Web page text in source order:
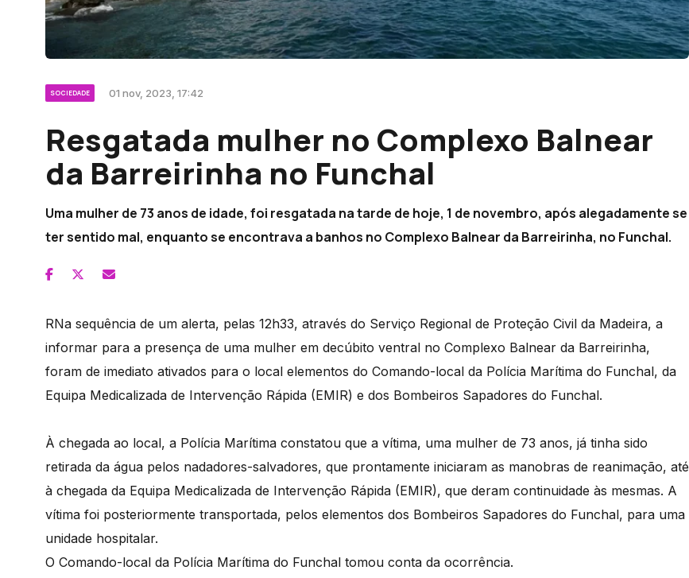
SOCIEDADE 01 nov, 2023, 17:42
Resgatada mulher no Complexo Balnear
da Barreirinha no Funchal
Uma mulher de 73 anos de idade, foi resgatada na tarde de hoje, 1 de novembro, após alegadamente se
ter sentido mal, enquanto se encontrava a banhos no Complexo Balnear da Barreirinha, no Funchal.
RNa sequência de um alerta, pelas 12h33, através do Serviço Regional de Proteção Civil da Madeira, a
informar para a presença de uma mulher em decúbito ventral no Complexo Balnear da Barreirinha,
foram de imediato ativados para o local elementos do Comando-local da Polícia Marítima do Funchal, da
Equipa Medicalizada de Intervenção Rápida (EMIR) e dos Bombeiros Sapadores do Funchal.
À chegada ao local, a Polícia Marítima constatou que a vítima, uma mulher de 73 anos, já tinha sido
retirada da água pelos nadadores-salvadores, que prontamente iniciaram as manobras de reanimação, até
à chegada da Equipa Medicalizada de Intervenção Rápida (EMIR), que deram continuidade às mesmas. A
vítima foi posteriormente transportada, pelos elementos dos Bombeiros Sapadores do Funchal, para uma
unidade hospitalar.
O Comando-local da Polícia Marítima do Funchal tomou conta da ocorrência.